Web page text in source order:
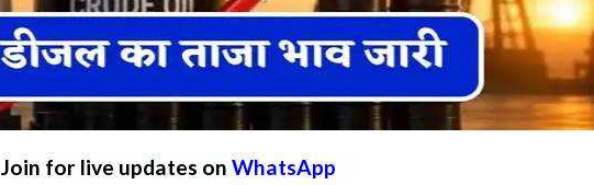
Join for live updates on WhatsApp